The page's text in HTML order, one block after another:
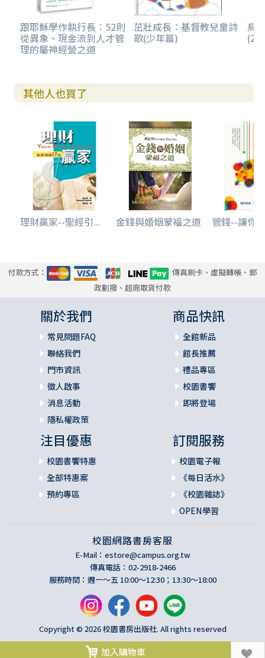
跟耶穌學作執行長：52則
從異象、現金流到人才管
理的屬神經營之道
茁壯成長：基督教兒童詩
歌(少年篇)
鳥
其他人也買了
理財贏家--聖經引... 金錢與婚姻蒙福之道 管錢--讓你
付款方式：
傳真刷卡、虛擬轉帳、郵
政劃撥、超商取貨付款
關於我們
常見問題FAQ
聯絡我們
門市資訊
徵人啟事
消息活動
隱私權政策
商品快訊
全館新品
館長推薦
禮品專區
校園書饗
即將登場
注目優惠
校園書饗特惠
全部特惠案
預約專區
訂閱服務
校園電子報
《每日活水》
《校園雜誌》
OPEN學習
校園網路書房客服
E-Mail： estore@campus.org.tw
傳真電話：02-2918-2466
服務時間：週一～五 10:00～12:30；13:30～18:00
Copyright © 2026 校園書房出版社. All rights reserved
加入購物車